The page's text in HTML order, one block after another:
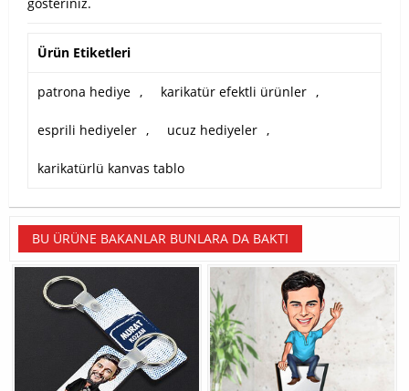
Ürün Etiketleri
patrona hediye , karikatür efektli ürünler ,
esprili hediyeler , ucuz hediyeler ,
karikatürlü kanvas tablo
BU ÜRÜNE BAKANLAR BUNLARA DA BAKTI